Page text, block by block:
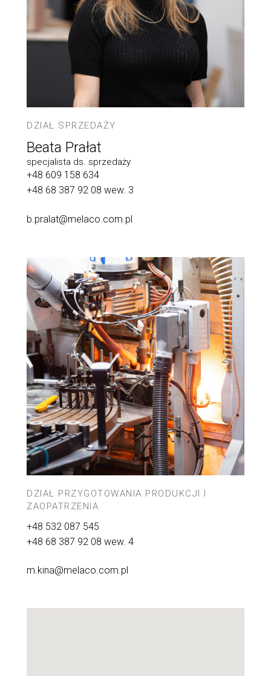
DZIAŁ SPRZEDAŻY
Beata Prałat
specjalista ds. sprzedaży
+48 609 158 634
+48 68 387 92 08 wew. 3
b.pralat@melaco.com.pl
DZIAŁ PRZYGOTOWANIA PRODUKCJI I
ZAOPATRZENIA
+48 532 087 545
+48 68 387 92 08 wew. 4
m.kina@melaco.com.pl